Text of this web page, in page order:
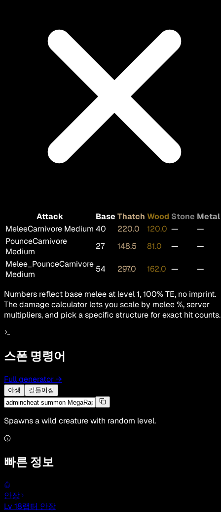
Attack Base Thatch Wood Stone Metal
MeleeCarnivore Medium 40 220.0 120.0 —
—
PounceCarnivore
Medium
27 148.5 81.0 —
—
Melee_PounceCarnivore
Medium
54 297.0 162.0 — —
Numbers reflect base melee at level 1, 100% TE, no imprint.
The damage calculator lets you scale by melee %, server
multipliers, and pick a specific structure for exact hit counts.
스폰 명령어
Full generator→
야생 길들여짐
Spawns a wild creature with random level.
빠른 정보
안장
Lv 18랩터 안장